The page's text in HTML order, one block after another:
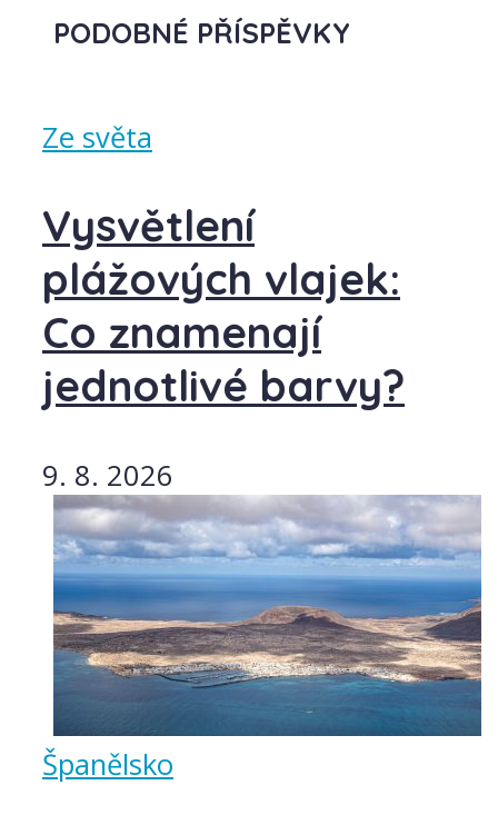
PODOBNÉ PŘÍSPĚVKY
Ze světa
Vysvětlení
plážových vlajek:
Co znamenají
jednotlivé barvy?
9. 8. 2026
Španělsko